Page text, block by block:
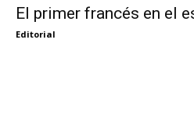
El primer francés en el
Editorial